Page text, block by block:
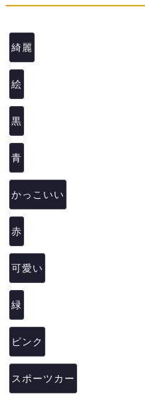
綺麗
絵
黒
青
かっこいい
赤
可愛い
緑
ピンク
スポーツカー